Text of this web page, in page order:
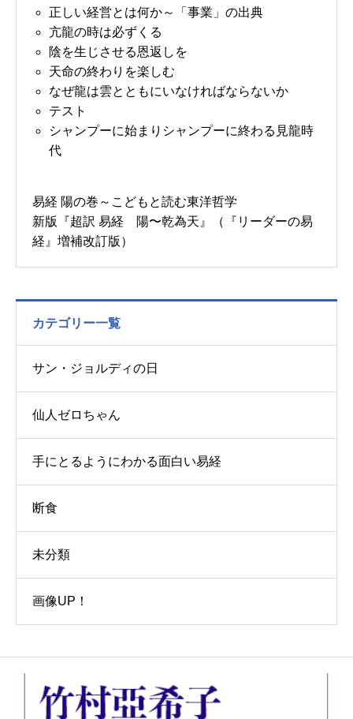
正しい経営とは何か～「事業」の出典
亢龍の時は必ずくる
陰を生じさせる恩返しを
天命の終わりを楽しむ
なぜ龍は雲とともにいなければならないか
テスト
シャンプーに始まりシャンプーに終わる見龍時
代
易経 陽の巻～こどもと読む東洋哲学
新版『超訳 易経 陽〜乾為天』（『リーダーの易
経』増補改訂版）
カテゴリー一覧
サン・ジョルディの日
仙人ゼロちゃん
手にとるようにわかる面白い易経
断食
未分類
画像UP！
お問い合わせ 講演会・セミナー情報